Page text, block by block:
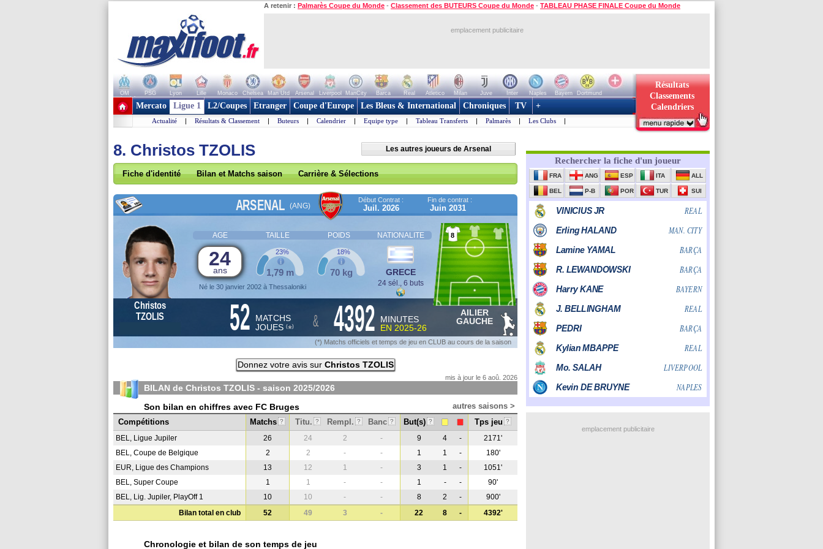
A retenir : Palmarès Coupe du Monde - Classement des BUTEURS Coupe du Monde - TABLEAU PHASE FINALE Coupe du Monde
emplacement publicitaire
OM PSG Lyon Lille Monaco Chelsea Man Utd Arsenal Liverpool ManCity Barca Real Atletico Milan Juve Inter Naples Bayern
Dortmund
+ de clubs
Résultats
Classements
Calendriers
Mercato Ligue 1 L2/Coupes Etranger Coupe d'Europe Les Bleus & International Chroniques TV +
Actualité | Résultats & Classement | Buteurs | Calendrier | Equipe type | Tableau Transferts | Palmarès | Les Clubs |
8. Christos TZOLIS Les autres joueurs de Arsenal
Fiche d'identité Bilan et Matchs saison Carrière & Sélections
ARSENAL (ANG)
Début Contrat :
Juil. 2026
Fin de contrat :
Juin 2031
AGE TAILLE POIDS NATIONALITE
24
ans
Né le 30 janvier 2002 à Thessaloniki
1,79 m
23%
70 kg
18%
GRECE
24 sél., 6 buts
8
Christos
TZOLIS
52 MATCHS
JOUES (*) & 4392
MINUTES
EN 2025-26
AILIER
GAUCHE
(*) Matchs officiels et temps de jeu en CLUB au cours de la saison
Donnez votre avis sur Christos TZOLIS
mis à jour le 6 aoû. 2026
BILAN de Christos TZOLIS - saison 2025/2026
Son bilan en chiffres avec FC Bruges
autres saisons >
Compétitions
Matchs ? Titu. ? Rempl. ? Banc ? But(s) ? Tps jeu ?
BEL, Ligue Jupiler 26 24 2 - 9 4 -
2171'
BEL, Coupe de Belgique
2 2 - - 1 1 -
180'
EUR, Ligue des Champions
13 12 1 - 3 1 -
1051'
BEL, Super Coupe
1 1 - - 1 - -
90'
BEL, Lig. Jupiler, PlayOff 1
10 10 - - 8 2 -
900'
Bilan total en club
52 49 3 - 22 8 - 4392'
Chronologie et bilan de son temps de jeu
emplacement publicitaire